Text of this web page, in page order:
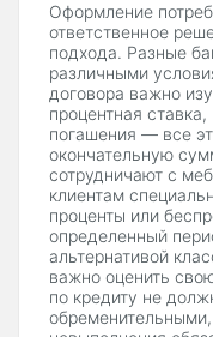
Оформление
ответственное
подхода. Разные
различными
договора важно
процентная
погашения — все
окончательную
сотрудничают с
клиентам
проценты или
определенный
альтернативой
важно оценить
по кредиту не